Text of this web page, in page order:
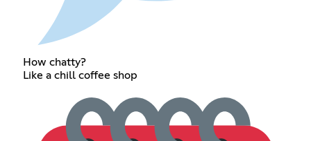
How chatty?
Like a chill coffee shop